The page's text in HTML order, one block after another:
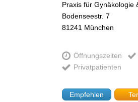
Praxis für Gynäkologie
Bodenseestr. 7
81241 München
Öffnungszeiten
Privatpatienten
Empfehlen